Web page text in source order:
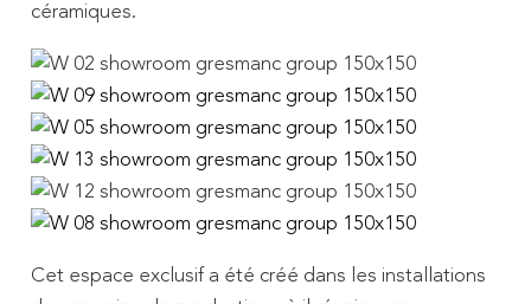
céramiques.
Cet espace exclusif a été créé dans les installations